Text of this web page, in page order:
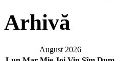
Arhivă
August 2026